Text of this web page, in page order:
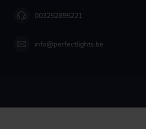
003252895221
info@perfectlights.be